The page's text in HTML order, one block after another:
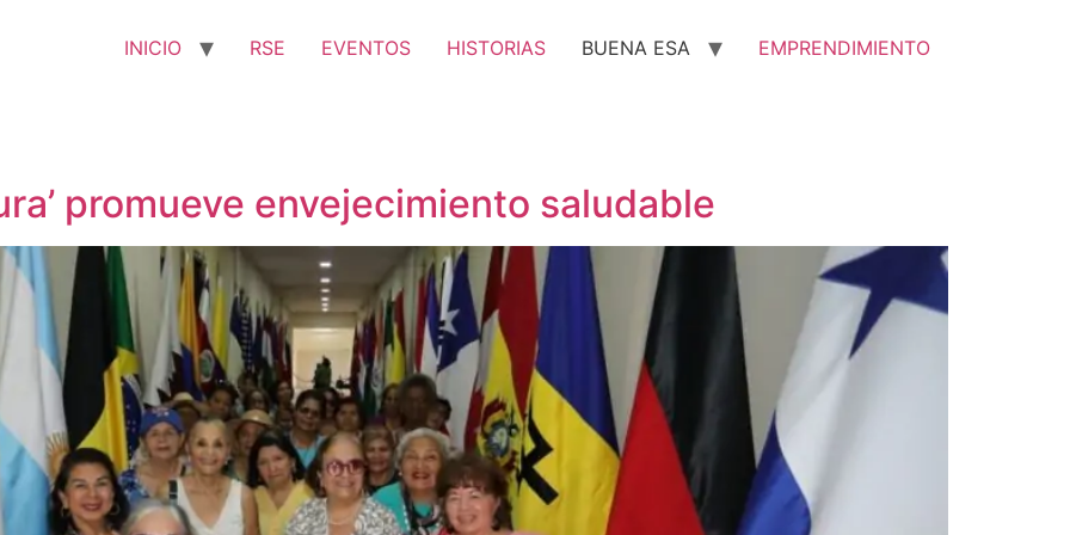
INICIO RSE EVENTOS HISTORIAS BUENA ESA EMPRENDIMIENTO
promueve envejecimiento saludable